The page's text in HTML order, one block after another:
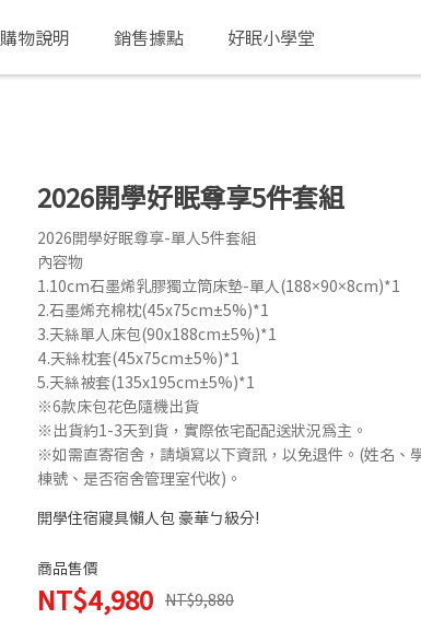
購物說明 銷售據點 好眠小學堂
2026開學好眠尊享5件套組
2026開學好眠尊享-單人5件套組
內容物
1.10cm石墨烯乳膠獨立筒床墊-單人(188×90×8cm)*1
2.石墨烯充棉枕(45x75cm±5%)*1
3.天絲單人床包(90x188cm±5%)*1
4.天絲枕套(45x75cm±5%)*1
5.天絲被套(135x195cm±5%)*1
※6款床包花色隨機出貨
※出貨約1-3天到貨，實際依宅配配送狀況為主。
※如需直寄宿舍，請填寫以下資訊，以免退件。(姓名、
棟號、是否宿舍管理室代收)。
開學住宿寢具懶人包 豪華ㄅ級分!
商品售價
NT$4,980 NT$9,880